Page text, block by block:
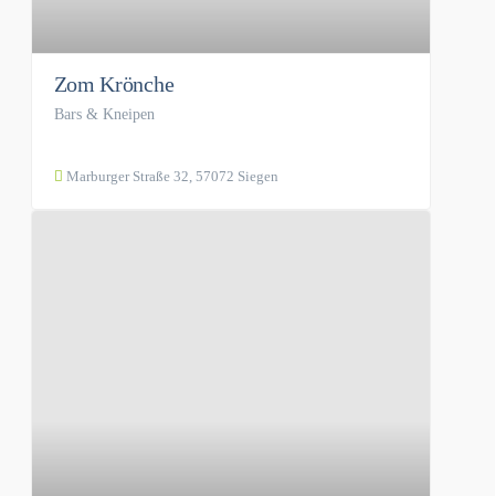
Zom Krönche
Bars & Kneipen
Marburger Straße 32, 57072 Siegen